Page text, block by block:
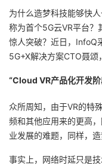
播
活
动
的
关
我
的
发
我
Programs
的
为什么造梦科技能够快
称为首个5G云VR平台？
惊人突破？近日，InfoQ
5G+X解决方案CTO聂颂
“Cloud VR产品化开发
众所周知，由于VR的特
频和其他应用来的更高
业发展的难题，同样，
事实上，网络时延只是